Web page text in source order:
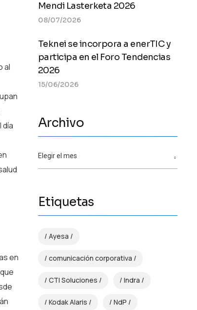
al
en
Mendi Lasterketa 2026
08/07/2026
Teknei se incorpora a enerTIC y
participa en el Foro Tendencias
2026
15/06/2026
Archivo
Etiquetas
Ayesa
comunicación corporativa
CTI Soluciones Indra
Kodak Alaris NdP